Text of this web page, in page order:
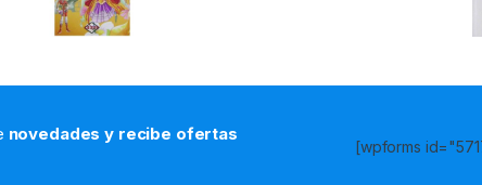
novedades y recibe ofertas
[wpforms